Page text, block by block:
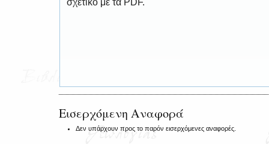
σχετικό με τα PDF.
Εισερχόμενη Αναφορά
Δεν υπάρχουν προς το παρόν εισερχόμενες αναφορές.